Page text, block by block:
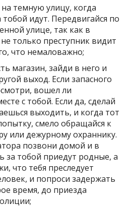
темную улицу, когда
тобой идут. Передвигайся по
улице, так как в
только преступник видит
что немаловажно;
магазин, зайди в него и
выход. Если запасного
вошел ли
с тобой. Если да, сделай
выходить, и когда тот
смело обращайся к
или дежурному охраннику.
позвони домой и в
за тобой приедут родные, а
что тебя преследует
и попроси задержать
время, до приезда